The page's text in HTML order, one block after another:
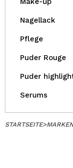
Nagellack
Pflege
Puder Rouge
Puder
Serums
STARTSEITE>